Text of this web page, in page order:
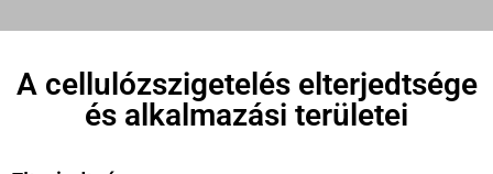
A cellulózszigetelés elterjedtsége
és alkalmazási területei